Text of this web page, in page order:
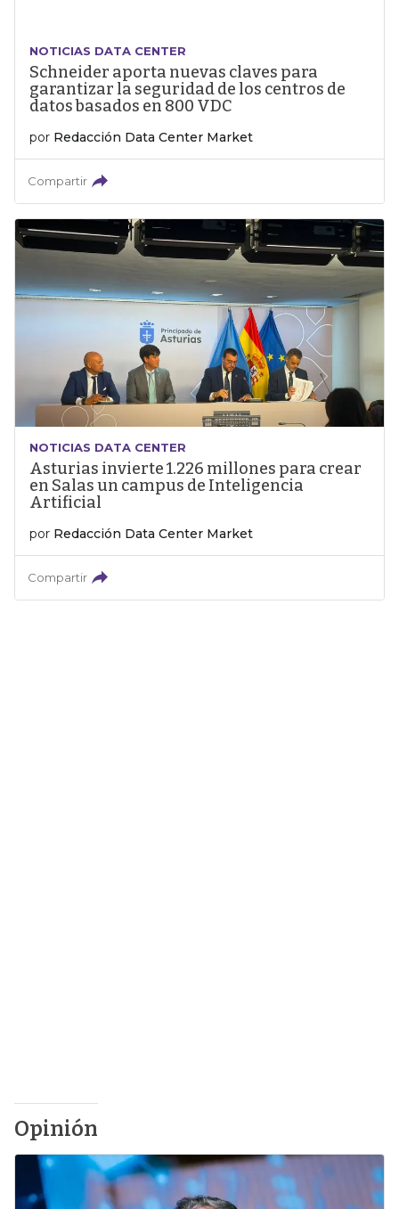
NOTICIAS DATA CENTER
Schneider aporta nuevas claves para
garantizar la seguridad de los centros de
datos basados en 800 VDC
por Redacción Data Center Market
Compartir
NOTICIAS DATA CENTER
Asturias invierte 1.226 millones para crear
en Salas un campus de Inteligencia
Artificial
por Redacción Data Center Market
Compartir
Opinión